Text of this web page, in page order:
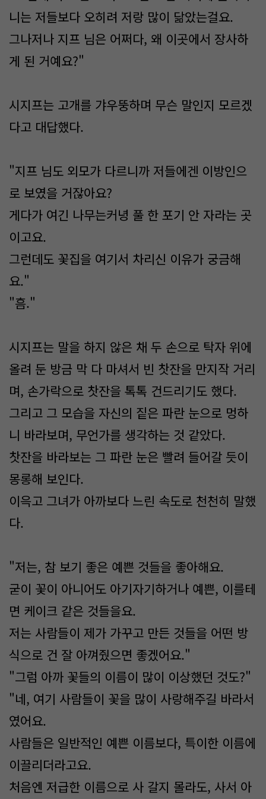
니는 저들보다 오히려 저랑 많이 닮았는걸요.
그나저나 지프 님은 어쩌다, 왜 이곳에서 장사하
게 된 거예요?"
시지프는 고개를 갸우뚱하며 무슨 말인지 모르겠
다고 대답했다.
"지프 님도 외모가 다르니까 저들에겐 이방인으
로 보였을 거잖아요?
게다가 여긴 나무는커녕 풀 한 포기 안 자라는 곳
이고요.
그런데도 꽃집을 여기서 차리신 이유가 궁금해
요."
"흠."
시지프는 말을 하지 않은 채 두 손으로 탁자 위에
올려 둔 방금 막 다 마셔서 빈 찻잔을 만지작 거리
며, 손가락으로 찻잔을 톡톡 건드리기도 했다.
그리고 그 모습을 자신의 짙은 파란 눈으로 멍하
니 바라보며, 무언가를 생각하는 것 같았다.
찻잔을 바라보는 그 파란 눈은 빨려 들어갈 듯이
몽롱해 보인다.
이윽고 그녀가 아까보다 느린 속도로 천천히 말했
다.
"저는, 참 보기 좋은 예쁜 것들을 좋아해요.
굳이 꽃이 아니어도 아기자기하거나 예쁜, 이를테
면 케이크 같은 것들을요.
저는 사람들이 제가 가꾸고 만든 것들을 어떤 방
식으로 건 잘 아껴줬으면 좋겠어요."
"그럼 아까 꽃들의 이름이 많이 이상했던 것도?"
"네, 여기 사람들이 꽃을 많이 사랑해주길 바라서
였어요.
사람들은 일반적인 예쁜 이름보다, 특이한 이름에
이끌리더라고요.
처음엔 저급한 이름으로 사 갈지 몰라도, 사서 아